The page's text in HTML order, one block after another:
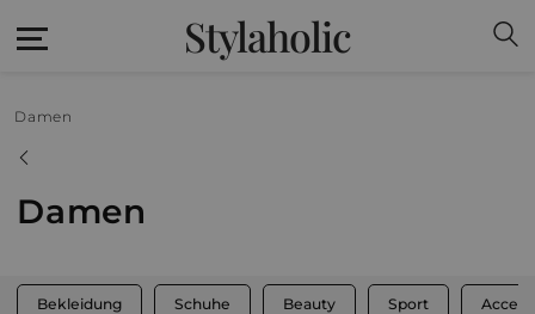
Stylaholic
Damen
Damen
Bekleidung Schuhe Beauty Sport